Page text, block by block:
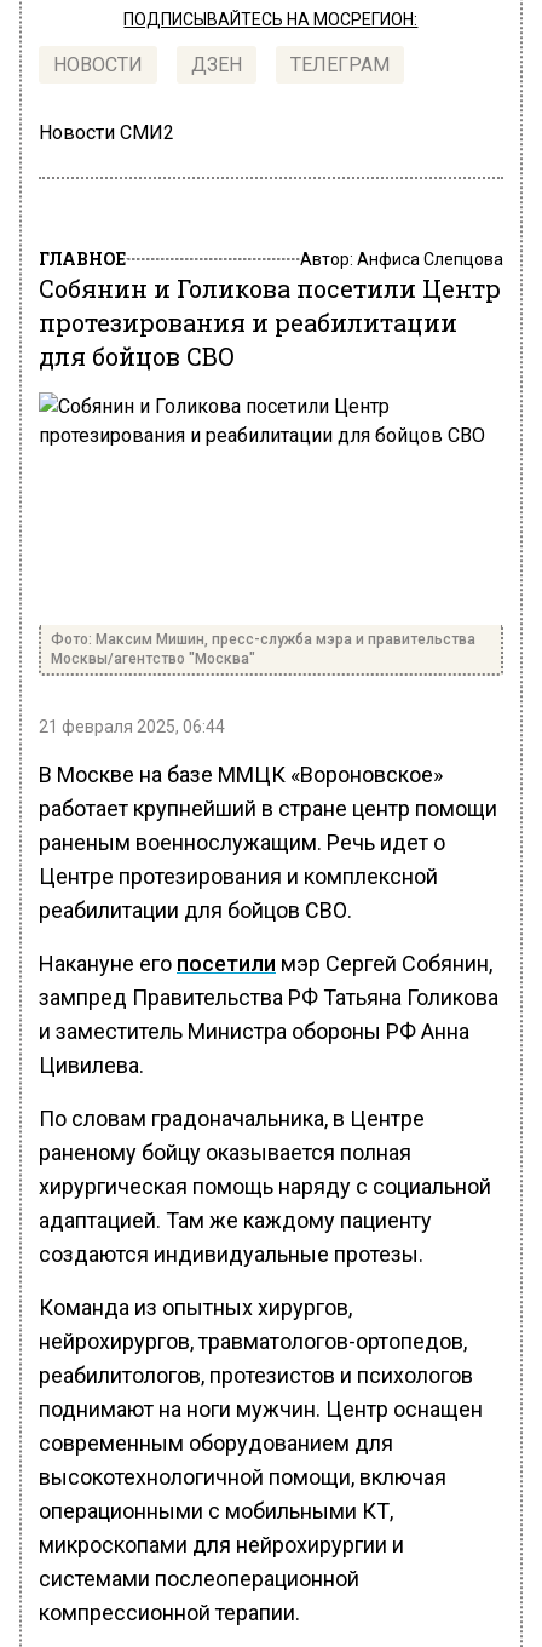
ПОДПИСЫВАЙТЕСЬ НА МОСРЕГИОН:
НОВОСТИ ДЗЕН ТЕЛЕГРАМ
Новости СМИ2
ГЛАВНОЕ Автор: Анфиса Слепцова
Собянин и Голикова посетили Центр
протезирования и реабилитации
для бойцов СВО
Фото: Максим Мишин, пресс-служба мэра и правительства
Москвы/агентство "Москва"
21 февраля 2025, 06:44
В Москве на базе ММЦК «Вороновское»
работает крупнейший в стране центр помощи
раненым военнослужащим. Речь идет о
Центре протезирования и комплексной
реабилитации для бойцов СВО.
Накануне его посетили мэр Сергей Собянин,
зампред Правительства РФ Татьяна Голикова
и заместитель Министра обороны РФ Анна
Цивилева.
По словам градоначальника, в Центре
раненому бойцу оказывается полная
хирургическая помощь наряду с социальной
адаптацией. Там же каждому пациенту
создаются индивидуальные протезы.
Команда из опытных хирургов,
нейрохирургов, травматологов-ортопедов,
реабилитологов, протезистов и психологов
поднимают на ноги мужчин. Центр оснащен
современным оборудованием для
высокотехнологичной помощи, включая
операционными с мобильными КТ,
микроскопами для нейрохирургии и
системами послеоперационной
компрессионной терапии.